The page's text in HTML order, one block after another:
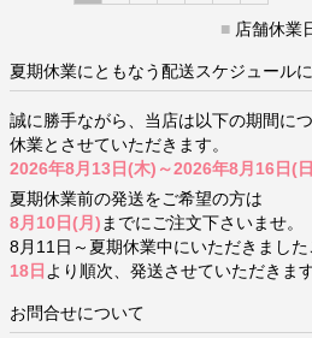
■ 店舗休業
夏期休業にともなう配送スケジュール
誠に勝手ながら、当店は以下の期間に
休業とさせていただきます。
2026年8月13日(木)～2026年8月16日(
夏期休業前の発送をご希望の方は
8月10日(月) までにご注文下さいませ。
8月11日～夏期休業中にいただきました
18日 より順次、発送させていただきます
お問合せについて